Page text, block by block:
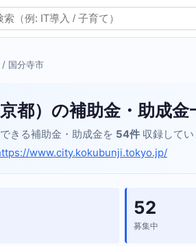
/ 国分寺市
都）の補助金・助成金
きる補助金・助成金を 54件 収録して
www.city.kokubunji.tokyo.jp/
52
募集中